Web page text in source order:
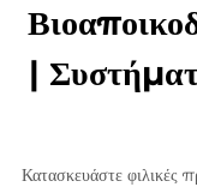
|
Κατασκευάστε φιλικές